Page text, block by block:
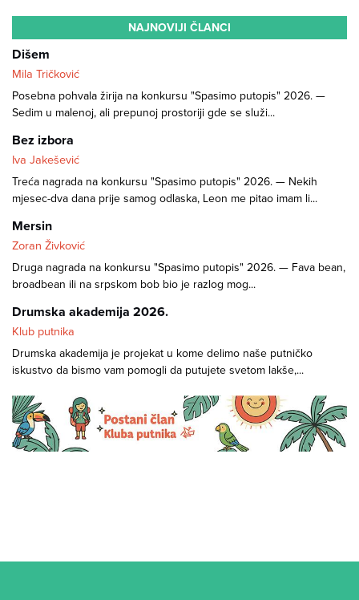
NAJNOVIJI ČLANCI
Dišem
Mila Tričković
Posebna pohvala žirija na konkursu "Spasimo putopis" 2026. —
Sedim u malenoj, ali prepunoj prostoriji gde se služi...
Bez izbora
Iva Jakešević
Treća nagrada na konkursu "Spasimo putopis" 2026. — Nekih
mjesec-dva dana prije samog odlaska, Leon me pitao imam li...
Mersin
Zoran Živković
Druga nagrada na konkursu "Spasimo putopis" 2026. — Fava bean,
broadbean ili na srpskom bob bio je razlog mog...
Drumska akademija 2026.
Klub putnika
Drumska akademija je projekat u kome delimo naše putničko
iskustvo da bismo vam pomogli da putujete svetom lakše,...